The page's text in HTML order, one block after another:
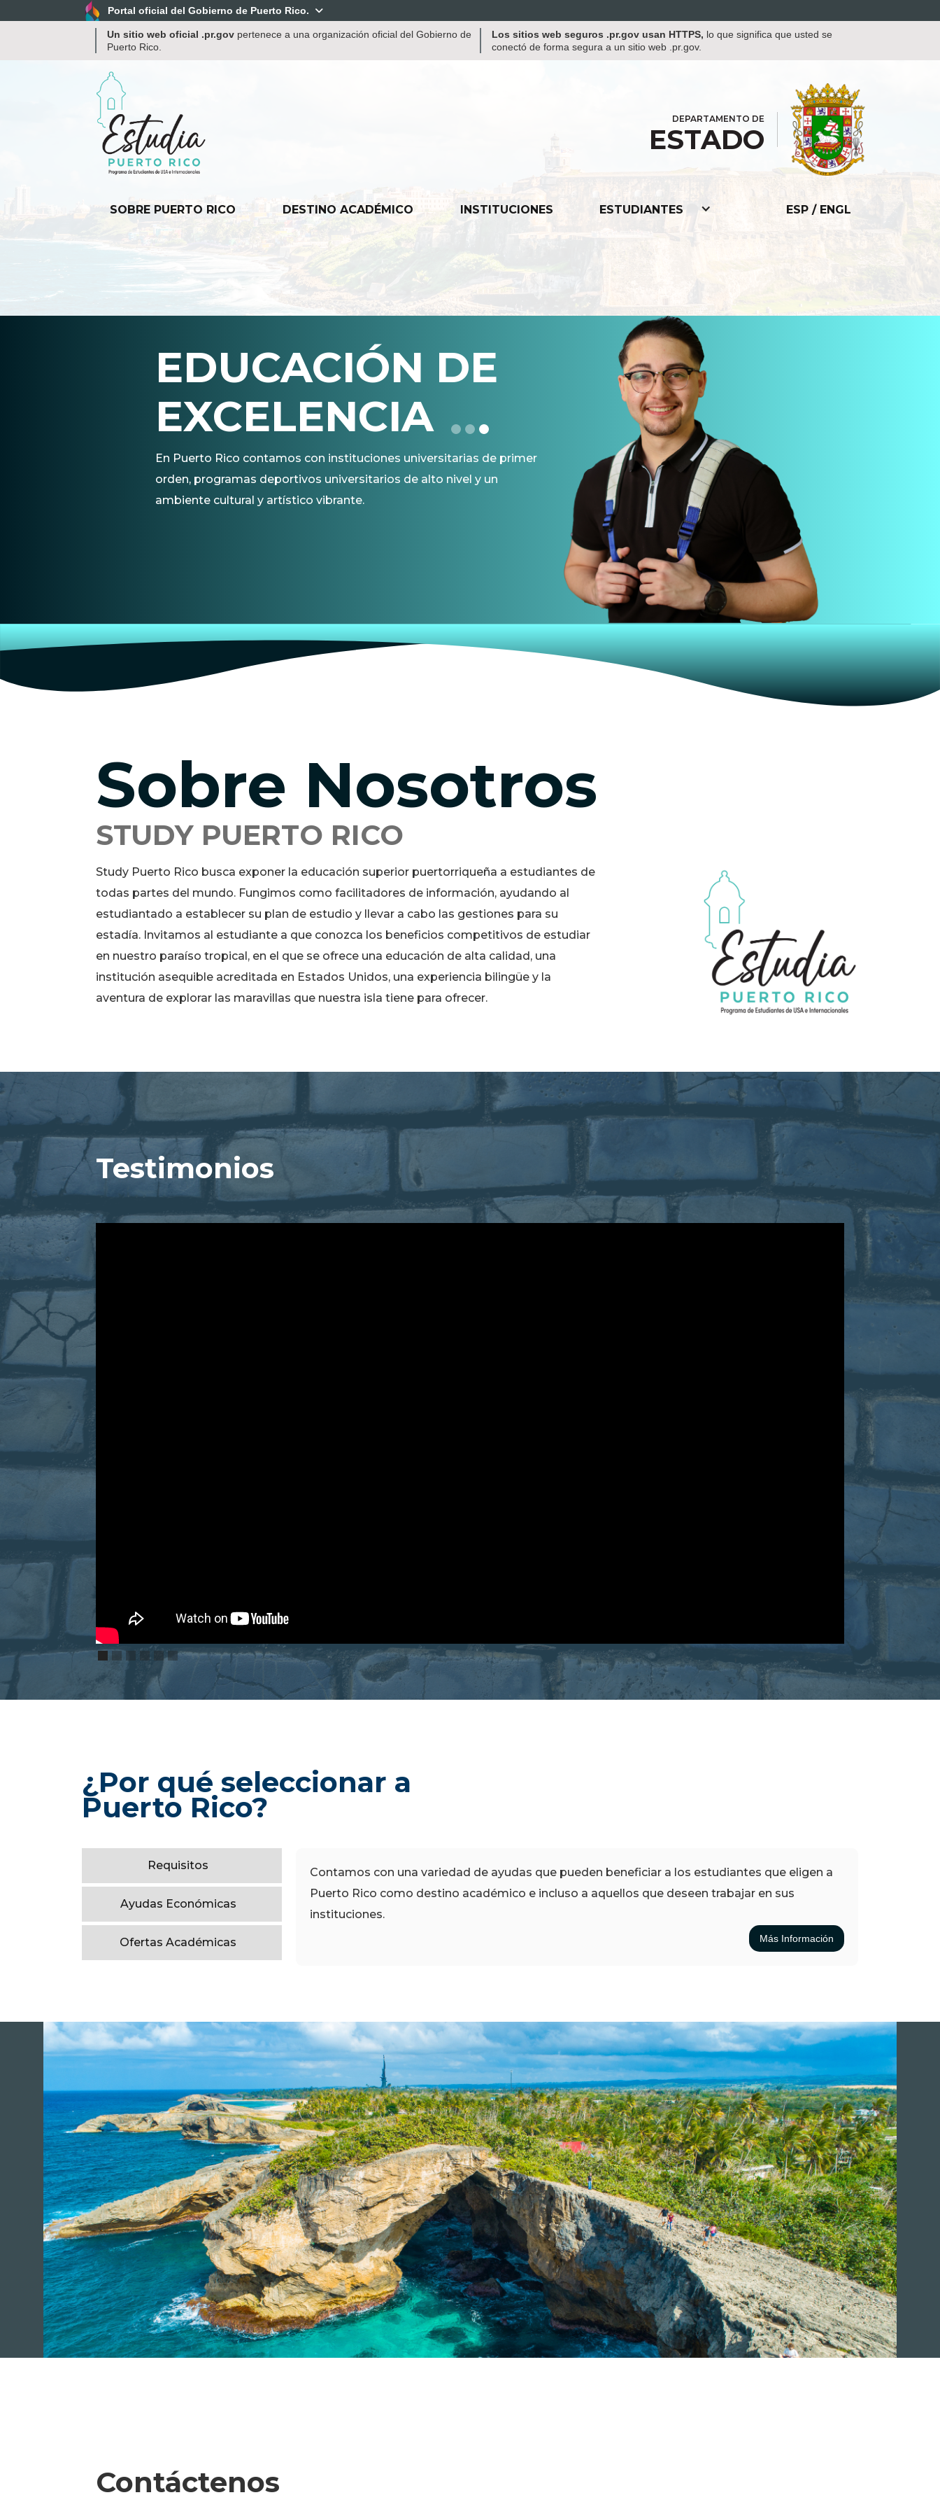
Portal oficial del Gobierno de Puerto Rico. 
Un sitio web oficial .pr.gov pertenece a una organización oficial del Gobierno de
Puerto Rico.
Los sitios web seguros .pr.gov usan HTTPS, lo que significa que usted se
conectó de forma segura a un sitio web .pr.gov.
DEPARTAMENTO DE
ESTADO
SOBRE PUERTO RICO DESTINO ACADÉMICO INSTITUCIONES ESTUDIANTES ESP / ENGL
EDUCACIÓN DE
EXCELENCIA
En Puerto Rico contamos con instituciones universitarias de primer
orden, programas deportivos universitarios de alto nivel y un
ambiente cultural y artístico vibrante.
Sobre Nosotros
STUDY PUERTO RICO
Study Puerto Rico busca exponer la educación superior puertorriqueña a estudiantes de
todas partes del mundo. Fungimos como facilitadores de información, ayudando al
estudiantado a establecer su plan de estudio y llevar a cabo las gestiones para su
estadía. Invitamos al estudiante a que conozca los beneficios competitivos de estudiar
en nuestro paraíso tropical, en el que se ofrece una educación de alta calidad, una
institución asequible acreditada en Estados Unidos, una experiencia bilingüe y la
aventura de explorar las maravillas que nuestra isla tiene para ofrecer.
Testimonios
¿Por qué seleccionar a
Puerto Rico?
Requisitos
Ayudas Económicas
Ofertas Académicas
Contamos con una variedad de ayudas que pueden beneficiar a los estudiantes que eligen a
Puerto Rico como destino académico e incluso a aquellos que deseen trabajar en sus
instituciones.
Más Información
Contáctenos